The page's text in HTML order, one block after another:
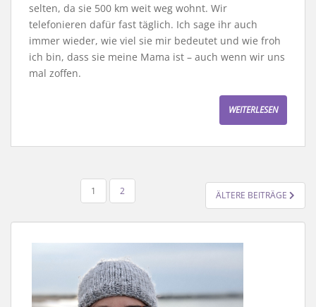
selten, da sie 500 km weit weg wohnt. Wir
telefonieren dafür fast täglich. Ich sage ihr auch
immer wieder, wie viel sie mir bedeutet und wie froh
ich bin, dass sie meine Mama ist – auch wenn wir uns
mal zoffen.
WEITERLESEN
SEITENNUMMERIERUNG
BEITRÄGE
1 2 ÄLTERE BEITRÄGE